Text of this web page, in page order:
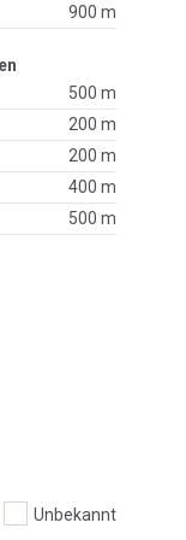
900 m
500 m
200 m
200 m
400 m
500 m
Unbekannt